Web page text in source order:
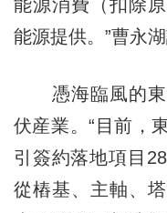
能源消費（扣除
能源提供。”曹永湖
憑海臨風的東
伏産業。“目前，
引簽約落地項目
從樁基、主軸、